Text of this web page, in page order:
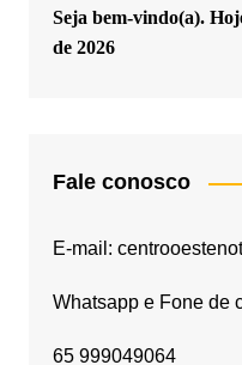
Seja bem-vindo(a).
de 2026
Fale conosco
E-mail:
Whatsapp e Fone de
65 999049064